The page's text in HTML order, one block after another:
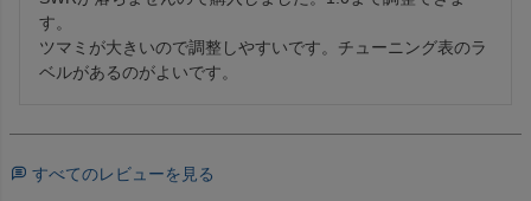
す。
ツマミが大きいので調整しやすいです。チューニング表のラ
ベルがあるのがよいです。
すべてのレビューを見る